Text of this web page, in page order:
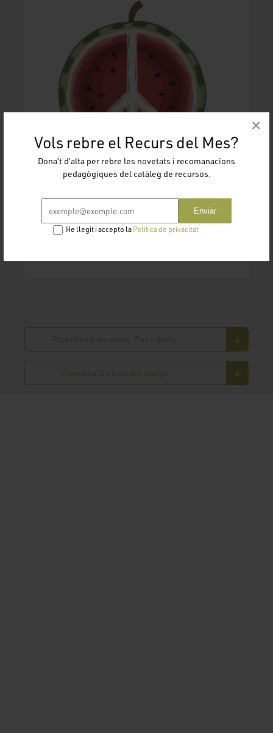
Vols rebre el Recurs del Mes?
Dona’t d’alta per rebre les novetats i recomanacions
pedagògiques del catàleg de recursos.
Enviar
He llegit i accepto la Política de privacitat
×
Palestina a les aules. Pau i drets
Palestina. La línia del temps